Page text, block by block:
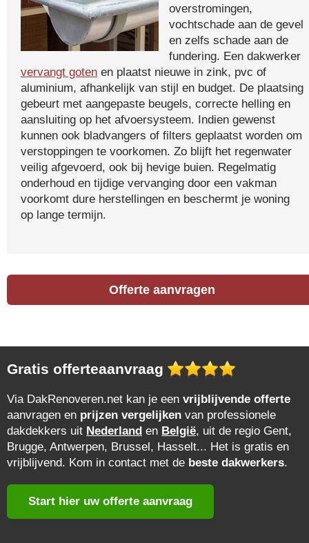
overstromingen,
vochtschade aan de gevel
en zelfs schade aan de
fundering. Een dakwerker
vervangt goten en plaatst nieuwe in zink, pvc of
aluminium, afhankelijk van stijl en budget. De plaatsing
gebeurt met aangepaste beugels, correcte helling en
aansluiting op het afvoersysteem. Indien gewenst
kunnen ook bladvangers of filters geplaatst worden om
verstoppingen te voorkomen. Zo blijft het regenwater
veilig afgevoerd, ook bij hevige buien. Regelmatig
onderhoud en tijdige vervanging door een vakman
voorkomt dure herstellingen en beschermt je woning
op lange termijn.
Offerte aanvragen
Gratis offerteaanvraag
Via DakRenoveren.net kan je een vrijblijvende offerte
aanvragen en prijzen vergelijken van professionele
dakdekkers uit Nederland en België, uit de regio Gent,
Brugge, Antwerpen, Brussel, Hasselt... Het is gratis en
vrijblijvend. Kom in contact met de beste dakwerkers.
Start hier uw offerte aanvraag